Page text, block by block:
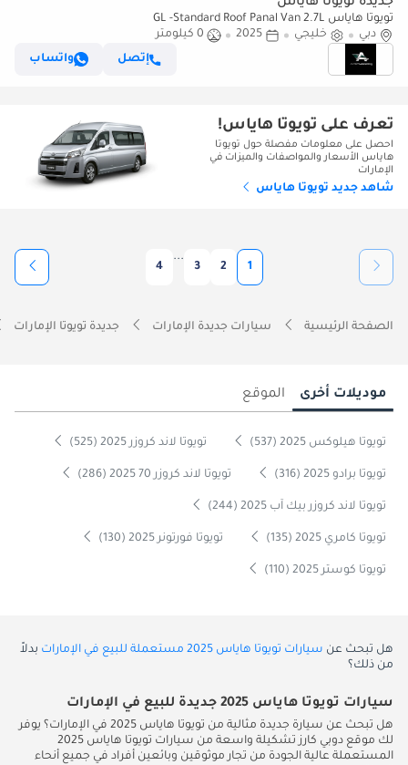
تويوتا هاياس GL -Standard Roof Panal Van 2.7L
دبي
خليجي 2025
0 كيلومتر
إتصل
واتساب
تعرف على تويوتا هاياس!
احصل على معلومات مفصلة حول تويوتا
هاياس الأسعار والمواصفات والميزات في
الإمارات
شاهد جديد تويوتا هاياس
1
2
3
...
4
الصفحة الرئيسية سيارات جديدة الإمارات جديدة تويوتا الإمارات
موديلات أخرى الموقع
تويوتا هيلوكس 2025 (537) تويوتا لاند كروزر 2025 (525)
تويوتا برادو 2025 (316) تويوتا لاند كروزر 70 2025 (286)
تويوتا لاند كروزر بيك آب 2025 (244)
تويوتا كامري 2025 (135) تويوتا فورتونر 2025 (130)
تويوتا كوستر 2025 (110)
هل تبحث عن سيارات تويوتا هاياس 2025 مستعملة للبيع في الإمارات
بدلاً
من ذلك؟
سيارات تويوتا هاياس 2025 جديدة للبيع في الإمارات
هل تبحث عن سيارة جديدة مثالية من تويوتا هاياس 2025 في الإمارات؟ يوفر
لك موقع دوبي كارز تشكيلة واسعة من سيارات تويوتا هاياس 2025
المستعملة عالية الجودة من تجار موثوقين وبائعين أفراد في جميع أنحاء